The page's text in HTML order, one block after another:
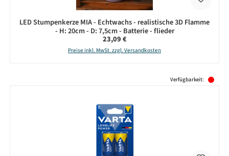
LED Stumpenkerze MIA - Echtwachs - realistische 3D Flamme
- H: 20cm - D: 7,5cm - Batterie - flieder
Regulärer Preis:
23,09 €
Preise inkl. MwSt. zzgl. Versandkosten
Verfügbarkeit: